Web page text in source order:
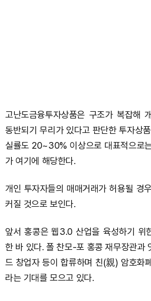
고난도금융투자상품은 구조가 복잡해
동반되기 무리가 있다고 판단한 투자상
실률도 20~30% 이상으로 대표적으로
가 여기에 해당한다.
개인 투자자들의 매매거래가 허용될 경
커질 것으로 보인다.
앞서 홍콩은 웹3.0 산업을 육성하기 위
한 바 있다. 폴 찬모-포 홍콩 재무장관과
드 창업자 등이 합류하며 친(親) 암호화
라는 기대를 모으고 있다.